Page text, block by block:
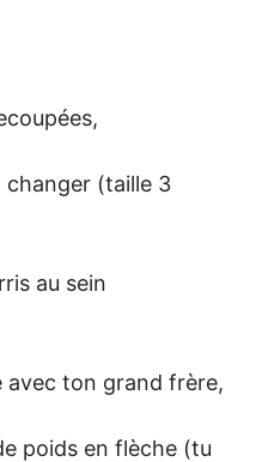
changer (taille 3
au sein
avec ton grand frère,
poids en flèche (tu